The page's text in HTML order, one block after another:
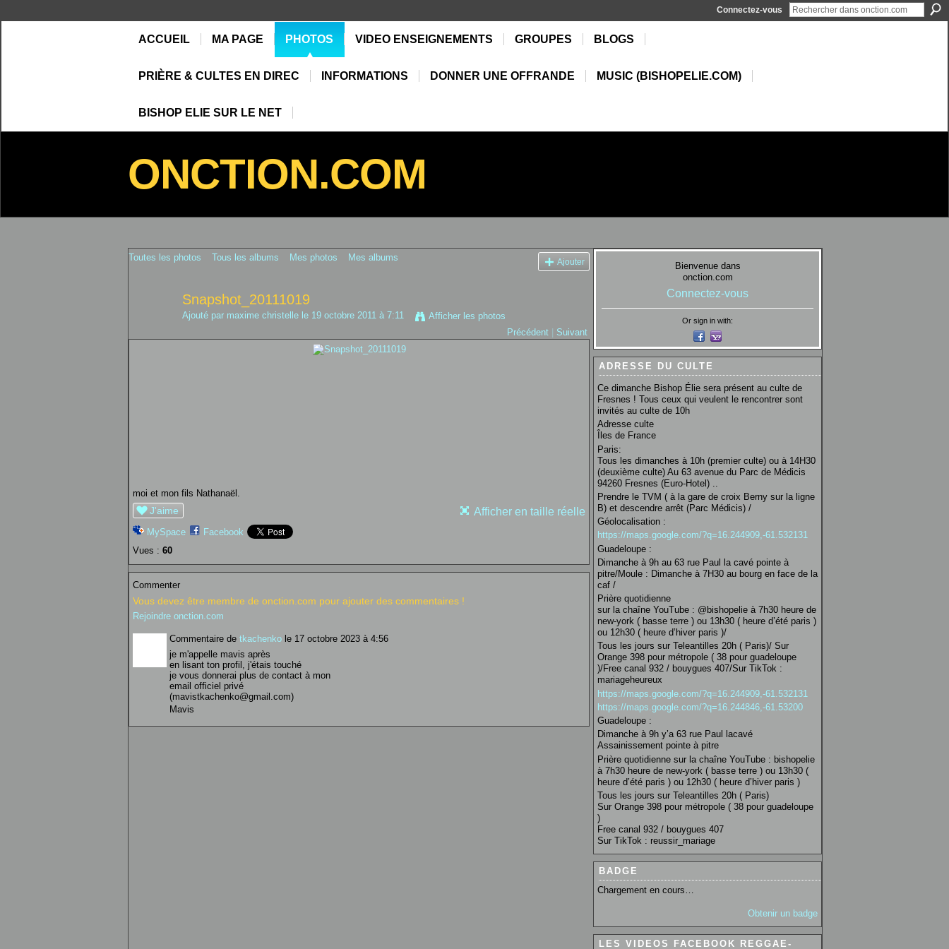
Connectez-vous
ACCUEIL MA PAGE PHOTOS VIDEO ENSEIGNEMENTS GROUPES BLOGS
PRIÈRE & CULTES EN DIREC INFORMATIONS DONNER UNE OFFRANDE MUSIC (BISHOPELIE.COM)
BISHOP ELIE SUR LE NET
ONCTION.COM
Toutes les photos Tous les albums Mes photos Mes albums Ajouter
Snapshot_20111019
Ajouté par maxime christelle le 19 octobre 2011 à 7:11
Afficher les photos
Précédent
Suivant
moi et mon fils Nathanaël.
J'aime
MySpace
Facebook
Vues : 60
Afficher en taille réelle
Commenter
Vous devez être membre de onction.com pour ajouter des commentaires !
Rejoindre onction.com
Commentaire de tkachenko le 17 octobre 2023 à 4:56
je m'appelle mavis après
en lisant ton profil, j'étais touché
je vous donnerai plus de contact à mon
email officiel privé
(mavistkachenko@gmail.com)
Mavis
Bienvenue dans
onction.com
Connectez-vous
Or sign in with:
ADRESSE DU CULTE
Ce dimanche Bishop Élie sera présent au culte de
Fresnes ! Tous ceux qui veulent le rencontrer sont
invités au culte de 10h
Adresse culte
Îles de France
Paris:
Tous les dimanches à 10h (premier culte) ou à 14H30
(deuxième culte) Au 63 avenue du Parc de Médicis
94260 Fresnes (Euro-Hotel) ..
Prendre le TVM ( à la gare de croix Berny sur la ligne
B) et descendre arrêt (Parc Médicis) /
Géolocalisation :
https://maps.google.com/?q=16.244909,-61.532131
Guadeloupe :
Dimanche à 9h au 63 rue Paul la cavé pointe à
pitre/Moule : Dimanche à 7H30 au bourg en face de la
caf /
Prière quotidienne
sur la chaîne YouTube : @bishopelie à 7h30 heure de
new-york ( basse terre ) ou 13h30 ( heure d’été paris )
ou 12h30 ( heure d’hiver paris )/
Tous les jours sur Teleantilles 20h ( Paris)/ Sur
Orange 398 pour métropole ( 38 pour guadeloupe
)/Free canal 932 / bouygues 407/Sur TikTok :
mariageheureux
https://maps.google.com/?q=16.244909,-61.532131
https://maps.google.com/?q=16.244846,-61.53200
Guadeloupe :
Dimanche à 9h y’a 63 rue Paul lacavé
Assainissement pointe à pitre
Prière quotidienne sur la chaîne YouTube : bishopelie
à 7h30 heure de new-york ( basse terre ) ou 13h30 (
heure d’été paris ) ou 12h30 ( heure d’hiver paris )
Tous les jours sur Teleantilles 20h ( Paris)
Sur Orange 398 pour métropole ( 38 pour guadeloupe
)
Free canal 932 / bouygues 407
Sur TikTok : reussir_mariage
BADGE
Chargement en cours…
Obtenir un badge
LES VIDEOS FACEBOOK REGGAE-